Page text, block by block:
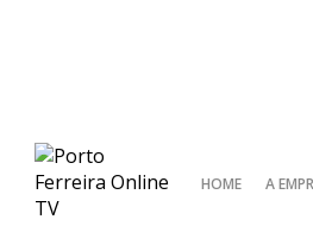
HOME A